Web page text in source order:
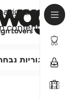
content
קטגוריות